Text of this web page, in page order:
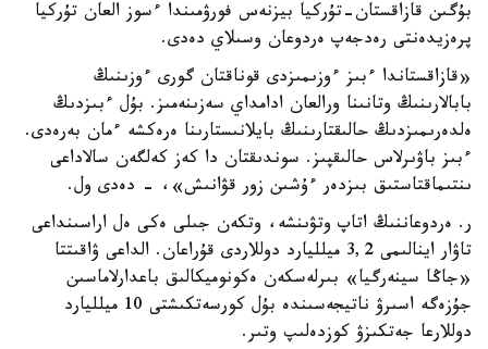
بۇگىن قازاقستان-تۇركيا بيزنەس فورۋمىندا ءسوز العان تۇركيا
پرەزيدەنتى رەدجەپ ەردوعان وسىلاي دەدى.
«قازاقستاندا ءبىز ءوزىمىزدى قوناقتان گورى ءوزىنىڭ
بابالارىنىڭ وتانىنا ورالعان ادامداي سەزىنەمىز. بۇل ءبىزدىڭ
ەلدەرىمىزدىڭ حالىقتارىنىڭ بايلانىستارىنا ەرەكشە ءمان بەرەدى.
ءبىز باۋىرلاس حالىقپىز. سوندىقتان دا كەز كەلگەن سالاداعى
ىنتىماقتاستىق بىزدەر ءۇشىن زور قۋانىش»، - دەدى ول.
ر. ەردوعاننىڭ اتاپ وتۋىنشە، وتكەن جىلى ەكى ەل اراسىنداعى
تاۋار اينالىمى 3,2 ميلليارد دوللاردى قۇراعان. الداعى ۋاقىتتا
«جاڭا سينەرگيا» بىرلەسكەن ەكونوميكالىق باعدارلاماسىن
جۇزەگە اسىرۋ ناتيجەسىندە بۇل كورسەتكىشتى 10 ميلليارد
دوللارعا جەتكىزۋ كوزدەلىپ وتىر.